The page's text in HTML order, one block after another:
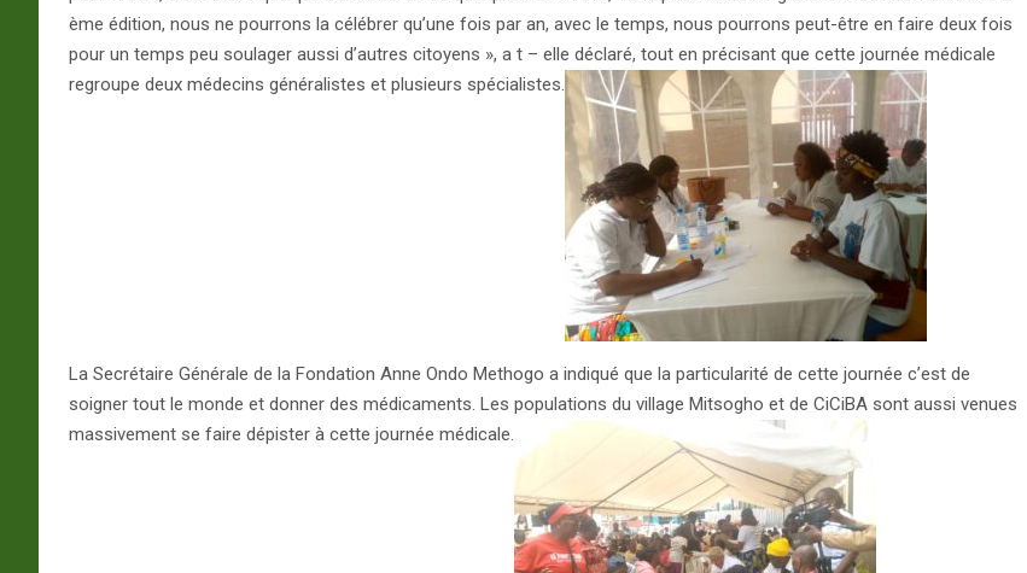
ème édition, nous ne pourrons la célébrer qu’une fois par an, avec le temps, nous pourrons peut-être en faire deux fois
pour un temps peu soulager aussi d’autres citoyens », a t – elle déclaré, tout en précisant que cette journée médicale
regroupe deux médecins généralistes et plusieurs spécialistes.
La Secrétaire Générale de la Fondation Anne Ondo Methogo a indiqué que la particularité de cette journée c’est de
soigner tout le monde et donner des médicaments. Les populations du village Mitsogho et de CiCiBA sont aussi venues
massivement se faire dépister à cette journée médicale.